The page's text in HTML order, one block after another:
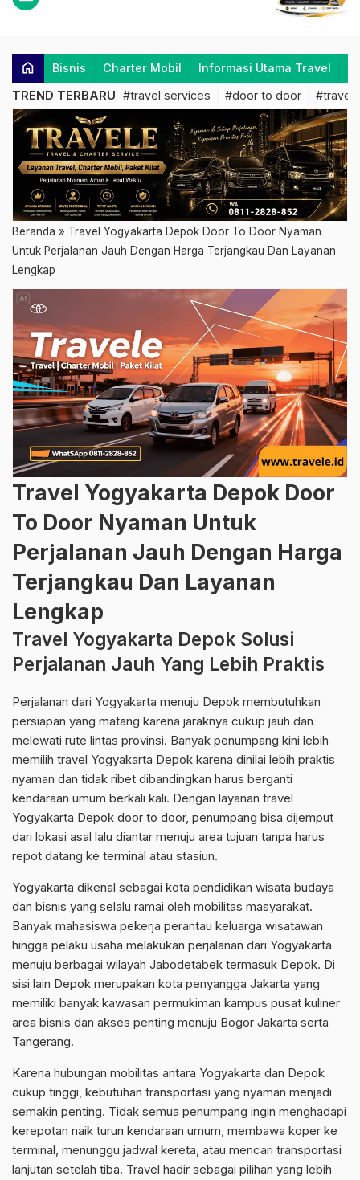
home Bisnis Charter Mobil Informasi Utama Travel
TREND TERBARU #travel services #door to door #travel
Beranda » Travel Yogyakarta Depok Door To Door Nyaman
Untuk Perjalanan Jauh Dengan Harga Terjangkau Dan Layanan
Lengkap
Travel Yogyakarta Depok Door
To Door Nyaman Untuk
Perjalanan Jauh Dengan Harga
Terjangkau Dan Layanan
Lengkap
Travel Yogyakarta Depok Solusi
Perjalanan Jauh Yang Lebih Praktis
Perjalanan dari Yogyakarta menuju Depok membutuhkan
persiapan yang matang karena jaraknya cukup jauh dan
melewati rute lintas provinsi. Banyak penumpang kini lebih
memilih travel Yogyakarta Depok karena dinilai lebih praktis
nyaman dan tidak ribet dibandingkan harus berganti
kendaraan umum berkali kali. Dengan layanan travel
Yogyakarta Depok door to door, penumpang bisa dijemput
dari lokasi asal lalu diantar menuju area tujuan tanpa harus
repot datang ke terminal atau stasiun.
Yogyakarta dikenal sebagai kota pendidikan wisata budaya
dan bisnis yang selalu ramai oleh mobilitas masyarakat.
Banyak mahasiswa pekerja perantau keluarga wisatawan
hingga pelaku usaha melakukan perjalanan dari Yogyakarta
menuju berbagai wilayah Jabodetabek termasuk Depok. Di
sisi lain Depok merupakan kota penyangga Jakarta yang
memiliki banyak kawasan permukiman kampus pusat kuliner
area bisnis dan akses penting menuju Bogor Jakarta serta
Tangerang.
Karena hubungan mobilitas antara Yogyakarta dan Depok
cukup tinggi, kebutuhan transportasi yang nyaman menjadi
semakin penting. Tidak semua penumpang ingin menghadapi
kerepotan naik turun kendaraan umum, membawa koper ke
terminal, menunggu jadwal kereta, atau mencari transportasi
lanjutan setelah tiba. Travel hadir sebagai pilihan yang lebih